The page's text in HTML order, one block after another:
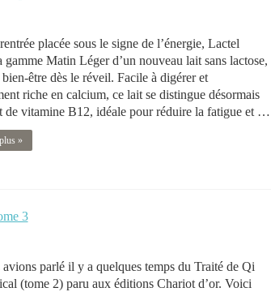
placée sous le signe de l’énergie, Lactel
gamme Matin Léger d’un nouveau lait sans lactose,
bien-être dès le réveil. Facile à digérer et
riche en calcium, ce lait se distingue désormais
de vitamine B12, idéale pour réduire la fatigue et …
»
3
parlé il y a quelques temps du Traité de Qi
(tome 2) paru aux éditions Chariot d’or. Voici